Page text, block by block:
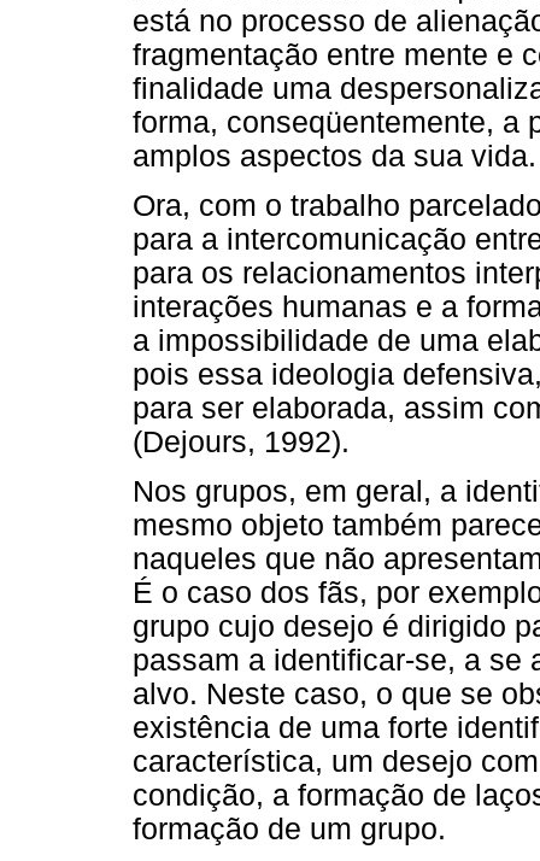
está no processo de
fragmentação entre mente e
finalidade uma
forma, conseqüentemente, a
amplos aspectos da sua vida.
Ora, com o trabalho
para a intercomunicação
para os relacionamentos
interações humanas e a
a impossibilidade de uma
pois essa ideologia
para ser elaborada, assim
(Dejours, 1992).
Nos grupos, em geral, a
mesmo objeto também
naqueles que não
É o caso dos fãs, por
grupo cujo desejo é dirigido
passam a identificar-se, a se
alvo. Neste caso, o que se
existência de uma forte
característica, um desejo
condição, a formação de
formação de um grupo.